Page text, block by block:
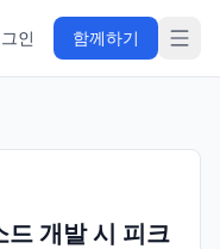
인 함께하기
드 개발 시 피크